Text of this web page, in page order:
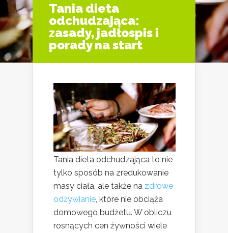
Tania dieta
odchudzająca:
zasady, jadłospis i
porady na start
Tania dieta odchudzająca to nie
tylko sposób na zredukowanie
masy ciała, ale także na zdrowe
odżywianie, które nie obciąża
domowego budżetu. W obliczu
rosnących cen żywności wiele